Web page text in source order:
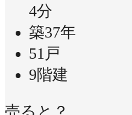
4分
築37年
51戸
9階建